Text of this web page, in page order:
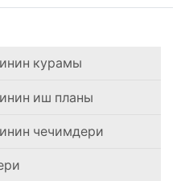
курамы
иш планы
чечимдери